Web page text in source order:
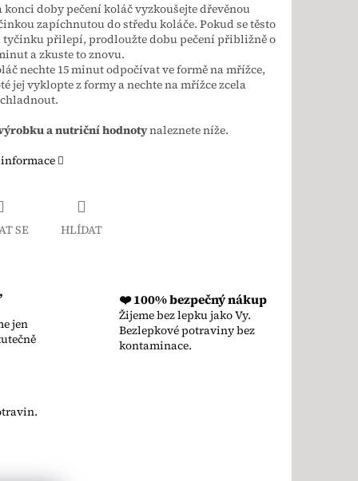
konci doby pečení koláč vyzkoušejte dřevěnou
zapíchnutou do středu koláče. Pokud se těsto
tyčinku přilepí, prodloužte dobu pečení přibližně o
a zkuste to znovu.
nechte 15 minut odpočívat ve formě na mřížce,
jej vyklopte z formy a nechte na mřížce zcela
a nutriční hodnotynaleznete níže.
SE HLÍDAT
jen
❤️ 100% bezpečný nákup
Žijeme bez lepku jako Vy.
Bezlepkové potraviny bez
kontaminace.